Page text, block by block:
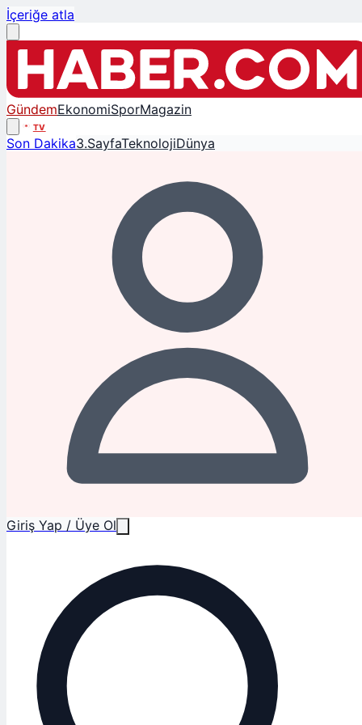
İçeriğe atla
GündemEkonomiSporMagazin
TV
Son Dakika3.SayfaTeknolojiDünya
Giriş Yap / Üye Ol